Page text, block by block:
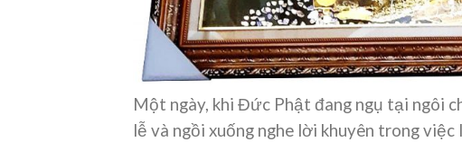
Một ngày, khi Đức Phật đang ngụ tại ngôi
lễ và ngồi xuống nghe lời khuyên trong